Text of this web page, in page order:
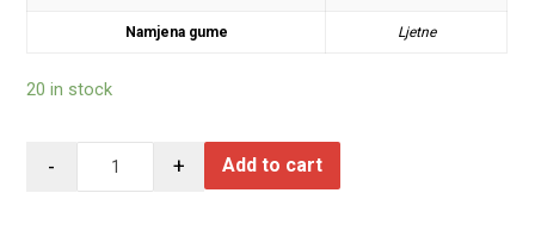
Namjena gume Ljetne
20 in stock
- + Add to cart